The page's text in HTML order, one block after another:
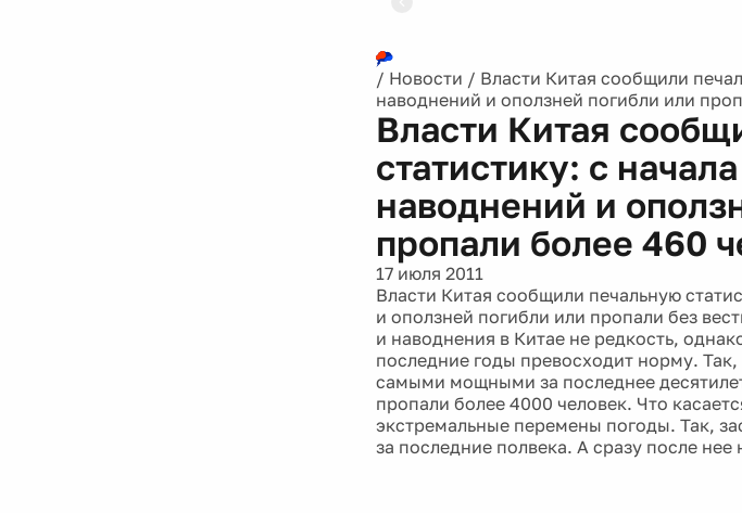
/ Новости / Власти Китая сообщили
наводнений и оползней погибли или
Власти Китая
статистику: с
наводнений и
пропали более 460
17 июля 2011
Власти Китая сообщили печальную
и оползней погибли или пропали без
и наводнения в Китае не редкость,
последние годы превосходит норму.
самыми мощными за последнее
пропали более 4000 человек. Что
экстремальные перемены погоды. Так,
за последние полвека. А сразу после